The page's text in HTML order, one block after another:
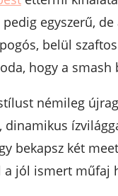
egyszerű,
belül
hogy a
némileg
dinamikus
bekapsz két
a jól ismert műfaj